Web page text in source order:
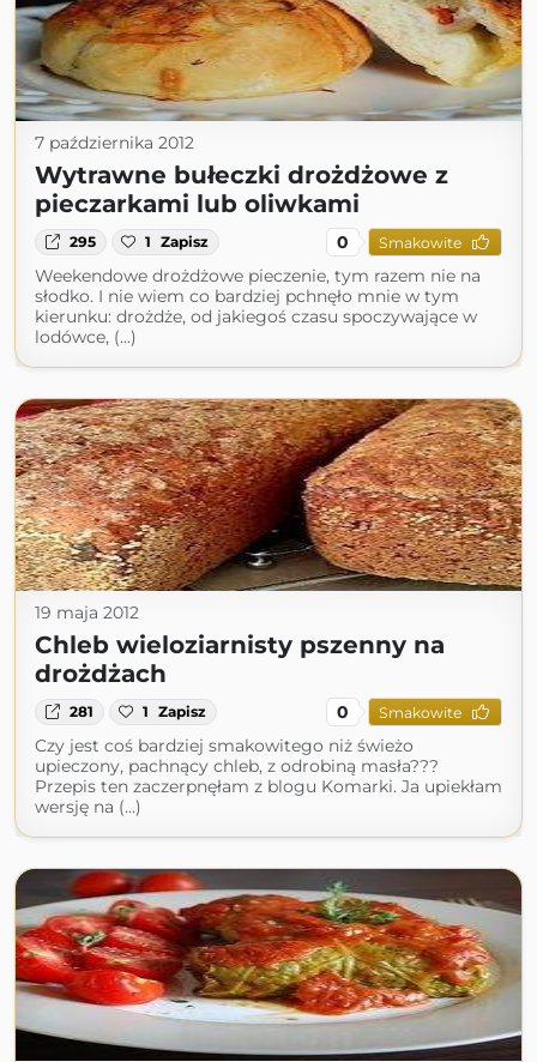
7 października 2012
Wytrawne bułeczki drożdżowe z
pieczarkami lub oliwkami
295 1 Zapisz 0 Smakowite
Weekendowe drożdżowe pieczenie, tym razem nie na
słodko. I nie wiem co bardziej pchnęło mnie w tym
kierunku: drożdże, od jakiegoś czasu spoczywające w
lodówce, (...)
19 maja 2012
Chleb wieloziarnisty pszenny na
drożdżach
281 1 Zapisz 0 Smakowite
Czy jest coś bardziej smakowitego niż świeżo
upieczony, pachnący chleb, z odrobiną masła???
Przepis ten zaczerpnęłam z blogu Komarki. Ja upiekłam
wersję na (...)